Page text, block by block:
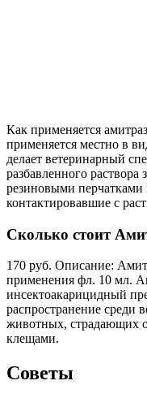
Как применяется
применяется местно в
делает ветеринарный
разбавленного
резиновыми
контактировавшие с
Сколько стоит
170 руб. Описание:
применения фл. 10 мл.
инсектоакарицидный
распространение среди
животных, страдающих
клещами.
Советы